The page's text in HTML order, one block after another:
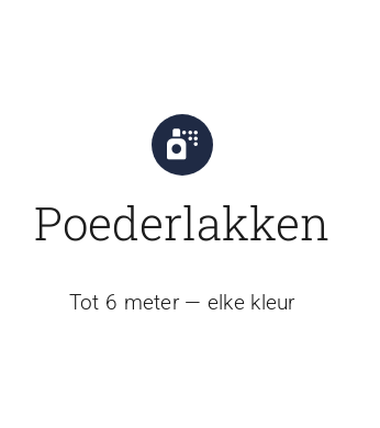
Poederlakken
Tot 6 meter — elke kleur